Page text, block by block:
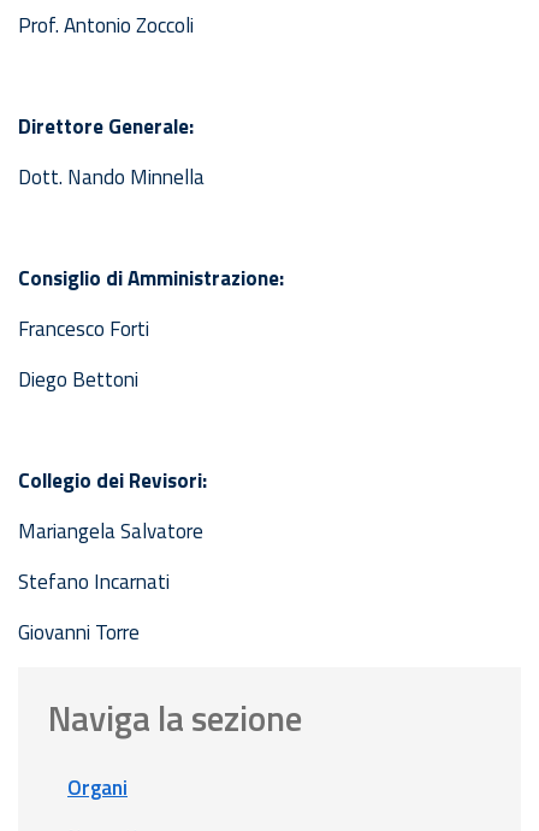
Prof. Antonio Zoccoli
Direttore Generale:
Dott. Nando Minnella
Consiglio di Amministrazione:
Francesco Forti
Diego Bettoni
Collegio dei Revisori:
Mariangela Salvatore
Stefano Incarnati
Giovanni Torre
Naviga la sezione
Organi